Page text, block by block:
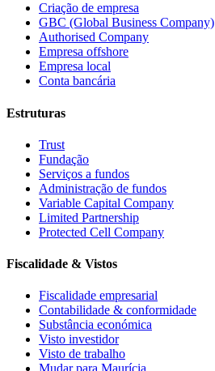
Criação de empresa
GBC (Global Business Company)
Authorised Company
Empresa offshore
Empresa local
Conta bancária
Estruturas
Trust
Fundação
Serviços a fundos
Administração de fundos
Variable Capital Company
Limited Partnership
Protected Cell Company
Fiscalidade & Vistos
Fiscalidade empresarial
Contabilidade & conformidade
Substância económica
Visto investidor
Visto de trabalho